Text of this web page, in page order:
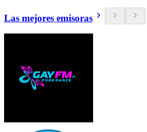
Las mejores emisoras